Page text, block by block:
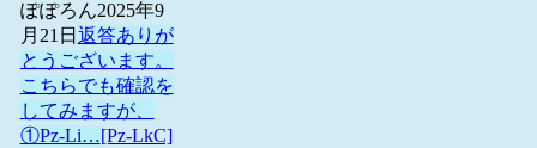
ぽぽろん2025年9
月21日 返答ありが
とうございます。
こちらでも確認を
してみますが、
①Pz-Li…[Pz-LkC]